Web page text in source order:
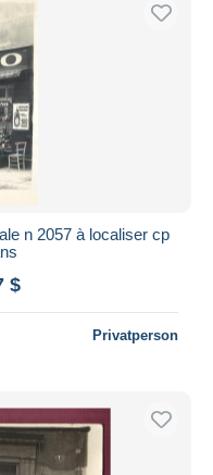
n 2057 à localiser cp
$
Privatperson